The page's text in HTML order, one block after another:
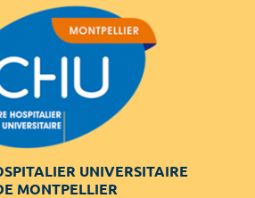
UNIVERSITAIRE
MONTPELLIER